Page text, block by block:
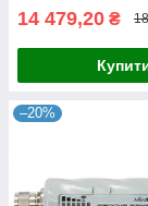
14 479,20 ₴
–20%